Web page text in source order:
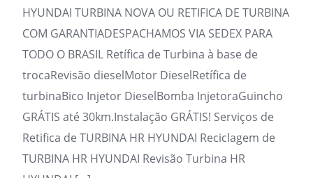
HYUNDAI TURBINA NOVA OU RETIFICA DE TURBINA
COM GARANTIADESPACHAMOS VIA SEDEX PARA
TODO O BRASIL Retífica de Turbina à base de
trocaRevisão dieselMotor DieselRetífica de
turbinaBico Injetor DieselBomba InjetoraGuincho
GRÁTIS até 30km.Instalação GRÁTIS! Serviços de
Retifica de TURBINA HR HYUNDAI Reciclagem de
TURBINA HR HYUNDAI Revisão Turbina HR